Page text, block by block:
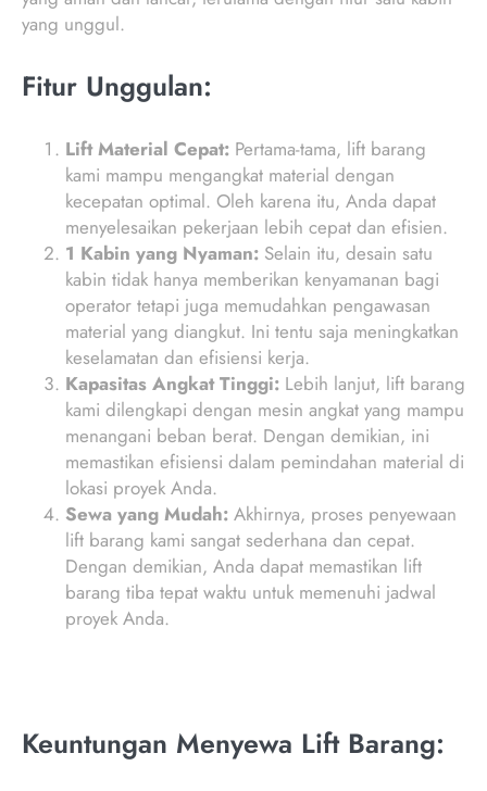
yang unggul.
Fitur Unggulan:
Lift Material Cepat: Pertama-tama, lift barang
kami mampu mengangkat material dengan
kecepatan optimal. Oleh karena itu, Anda dapat
menyelesaikan pekerjaan lebih cepat dan efisien.
1 Kabin yang Nyaman: Selain itu, desain satu
kabin tidak hanya memberikan kenyamanan bagi
operator tetapi juga memudahkan pengawasan
material yang diangkut. Ini tentu saja meningkatkan
keselamatan dan efisiensi kerja.
Kapasitas Angkat Tinggi: Lebih lanjut, lift barang
kami dilengkapi dengan mesin angkat yang mampu
menangani beban berat. Dengan demikian, ini
memastikan efisiensi dalam pemindahan material di
lokasi proyek Anda.
Sewa yang Mudah: Akhirnya, proses penyewaan
lift barang kami sangat sederhana dan cepat.
Dengan demikian, Anda dapat memastikan lift
barang tiba tepat waktu untuk memenuhi jadwal
proyek Anda.
Keuntungan Menyewa Lift Barang: